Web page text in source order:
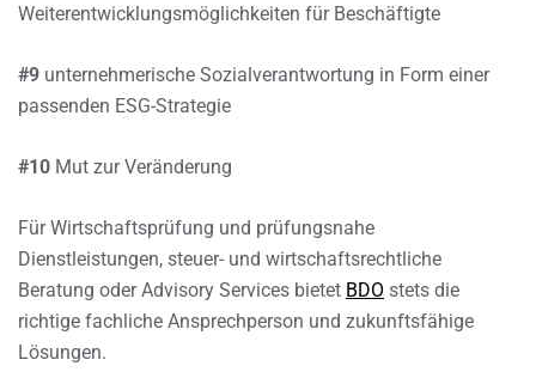
Weiterentwicklungsmöglichkeiten für Beschäftigte
#9 unternehmerische Sozialverantwortung in Form einer
passenden ESG-Strategie
#10 Mut zur Veränderung
Für Wirtschaftsprüfung und prüfungsnahe
Dienstleistungen, steuer- und wirtschaftsrechtliche
Beratung oder Advisory Services bietet BDO stets die
richtige fachliche Ansprechperson und zukunftsfähige
Lösungen.